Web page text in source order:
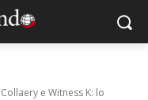
e Witness K: lo